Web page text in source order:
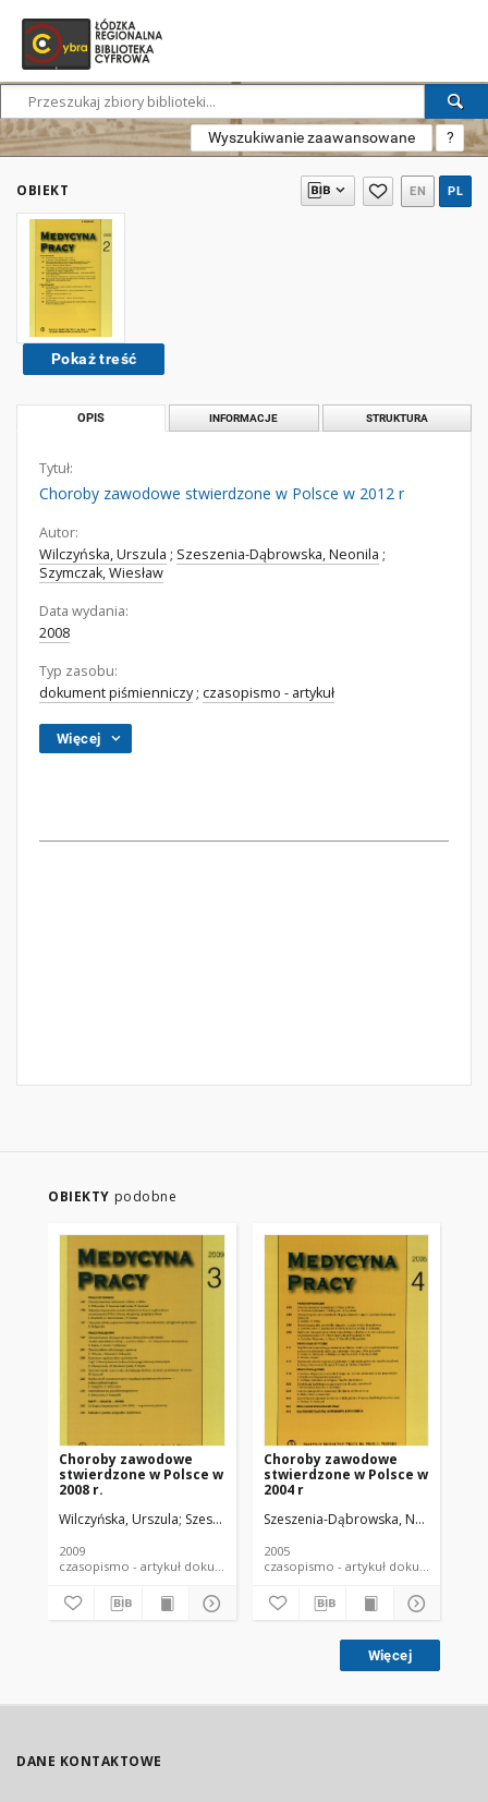
Wyszukiwanie zaawansowane ?
OBIEKT EN PL
Pokaż treść
OPIS INFORMACJE STRUKTURA
Tytuł:
Choroby zawodowe stwierdzone w Polsce w 2012 r
Autor:
Wilczyńska, Urszula ; Szeszenia-Dąbrowska, Neonila ;
Szymczak, Wiesław
Data wydania:
2008
Typ zasobu:
dokument piśmienniczy; czasopismo - artykuł
Więcej
OBIEKTY podobne
Choroby zawodowe
stwierdzone w Polsce w
2008 r.
Wilczyńska, Urszula Szeszenia-Dąbrowska, Neonila Szymczak,
2009
czasopismo - artykuł dokument piśmienniczy
Choroby zawodowe
stwierdzone w Polsce w
2004 r
Szeszenia-Dąbrowska, Neonila
2005
czasopismo - artykuł
Więcej
DANE KONTAKTOWE